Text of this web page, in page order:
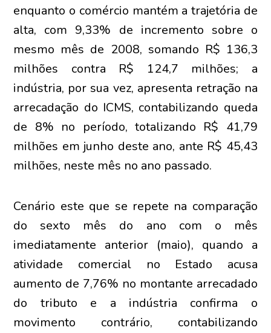
enquanto o comércio mantém a trajetória de
alta, com 9,33% de incremento sobre o
mesmo mês de 2008, somando R$ 136,3
milhões contra R$ 124,7 milhões; a
indústria, por sua vez, apresenta retração na
arrecadação do ICMS, contabilizando queda
de 8% no período, totalizando R$ 41,79
milhões em junho deste ano, ante R$ 45,43
milhões, neste mês no ano passado.
Cenário este que se repete na comparação
do sexto mês do ano com o mês
imediatamente anterior (maio), quando a
atividade comercial no Estado acusa
aumento de 7,76% no montante arrecadado
do tributo e a indústria confirma o
movimento contrário, contabilizando